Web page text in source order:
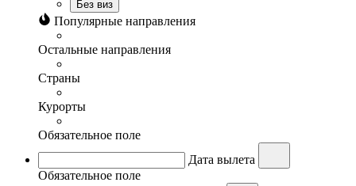
Без виз
Популярные направления
Остальные направления
Страны
Курорты
Обязательное поле
Дата вылета
Обязательное поле